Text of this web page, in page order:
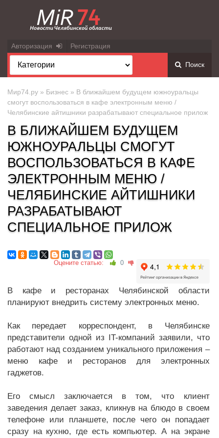
Авторизация Регистрация
Поиск
Мир74.ру » Бизнес » В ближайшем будущем южноуральцы
смогут воспользоваться в кафе электронным меню /
Челябинские айтишники разрабатывают специальное прилож
В БЛИЖАЙШЕМ БУДУЩЕМ
ЮЖНОУРАЛЬЦЫ СМОГУТ
ВОСПОЛЬЗОВАТЬСЯ В КАФЕ
ЭЛЕКТРОННЫМ МЕНЮ /
ЧЕЛЯБИНСКИЕ АЙТИШНИКИ
РАЗРАБАТЫВАЮТ
СПЕЦИАЛЬНОЕ ПРИЛОЖ
Оцените статью: 0
В кафе и ресторанах Челябинской области
планируют внедрить систему электронных меню.
Как передает корреспондент, в Челябинске
представители одной из IT-компаний заявили, что
работают над созданием уникального приложения –
меню кафе и ресторанов для электронных
гаджетов.
Его смысл заключается в том, что клиент
заведения делает заказ, кликнув на блюдо в своем
телефоне или планшете, после чего он попадает
сразу на кухню, где есть компьютер. А на экране